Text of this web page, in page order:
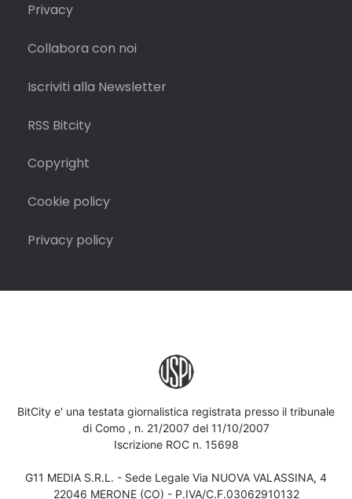
Privacy
Collabora con noi
Iscriviti alla Newsletter
RSS Bitcity
Copyright
Cookie policy
Privacy policy
BitCity e' una testata giornalistica registrata presso il tribunale
di Como , n. 21/2007 del 11/10/2007
Iscrizione ROC n. 15698
G11 MEDIA S.R.L. - Sede Legale Via NUOVA VALASSINA, 4
22046 MERONE (CO) - P.IVA/C.F.03062910132